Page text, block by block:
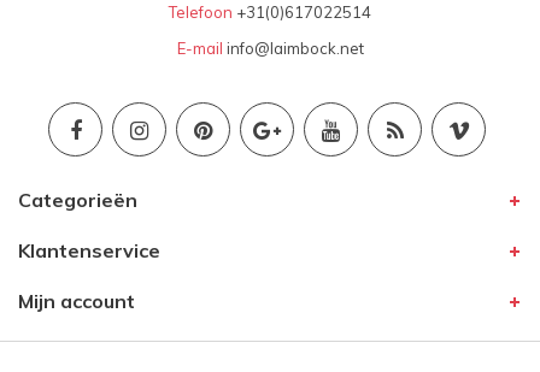
Telefoon +31(0)617022514
E-mail info@laimbock.net
Categorieën
Klantenservice
Mijn account